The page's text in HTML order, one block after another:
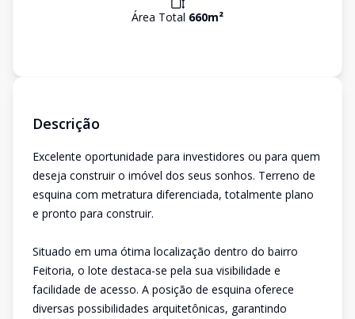
Área Total 660m²
Descrição
Excelente oportunidade para investidores ou para quem
deseja construir o imóvel dos seus sonhos. Terreno de
esquina com metratura diferenciada, totalmente plano
e pronto para construir.
Situado em uma ótima localização dentro do bairro
Feitoria, o lote destaca-se pela sua visibilidade e
facilidade de acesso. A posição de esquina oferece
diversas possibilidades arquitetônicas, garantindo